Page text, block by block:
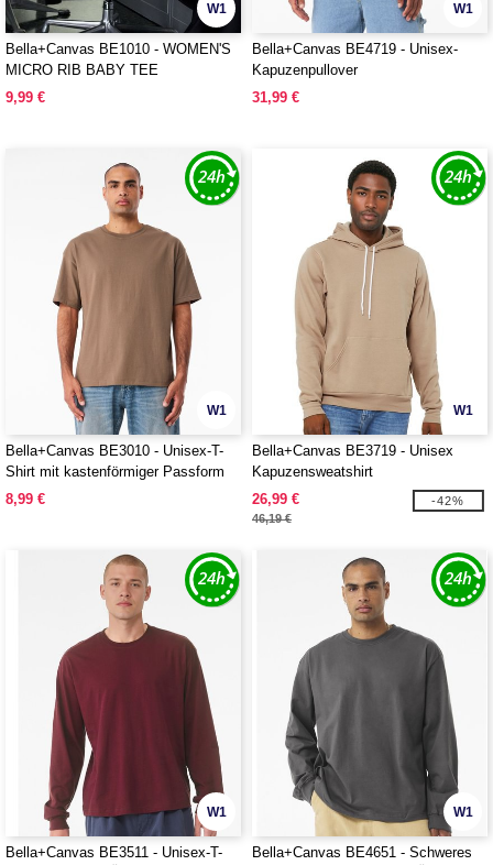
W1
Bella+Canvas BE1010 - WOMEN'S
MICRO RIB BABY TEE
9,99 €
W1
Bella+Canvas BE4719 - Unisex-
Kapuzenpullover
31,99 €
W1
Bella+Canvas BE3010 - Unisex-T-
Shirt mit kastenförmiger Passform
8,99 €
W1
Bella+Canvas BE3719 - Unisex
Kapuzensweatshirt
26,99 €
46,19 €
-42%
W1
Bella+Canvas BE3511 - Unisex-T-
W1
Bella+Canvas BE4651 - Schweres